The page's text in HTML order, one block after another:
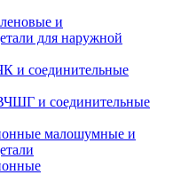
и
для наружной
и соединительные
и соединительные
малошумные и